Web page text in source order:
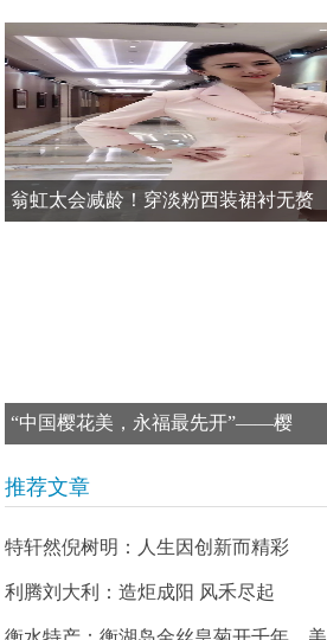
翁虹太会减龄！穿淡粉西装裙衬无赘
“中国樱花美，永福最先开”——樱
推荐文章
特轩然倪树明：人生因创新而精彩
利腾刘大利：造炬成阳 风禾尽起